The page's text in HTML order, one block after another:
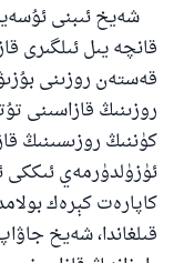
شەيخ ئىبنى
قانچە يىل ئىلگىرى
قەستەن روزىنى
روزىنىڭ قازاسىنى
كۈننىڭ روزىسىنىڭ
ئۈزۈلدۈرمەي ئىككى
كاپارەت كېرەك
قىلغاندا، شەيخ